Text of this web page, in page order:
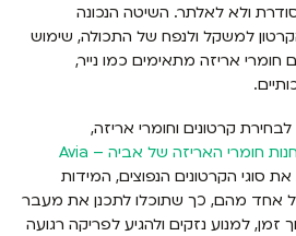
ולא לאלתר. השיטה הנכונה
למשקל ולנפח של התכולה, שימוש
חומרי אריזה מתאימים כמו נייר,
קרטונים וחומרי אריזה,
חנות חומרי האריזה של אביה – Avia
סוגי הקרטונים הנפוצים, המידות
אחד מהם, כך שתוכלו לתכנן את מעבר
למנוע נזקים ולהגיע לפריקה רגועה